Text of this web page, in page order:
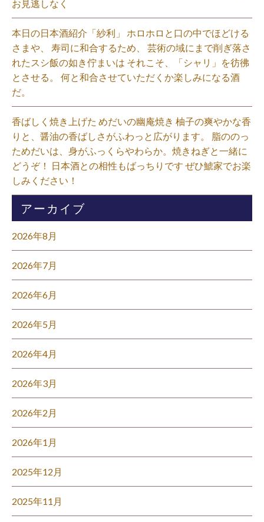
お見逃しなく⁡
本日の日本酒紹介「紗利」 ホロホロと口の中でほどける
さまや、 寿司に和合するため、 芸術の域にまで削ぎ落さ
れたスシ飯の如き佇まいは それこそ、「シャリ」を彷彿
とさせる。 何と和合させていただくか楽しみになる酒
だ。⁡
香ばしく焼き上げた めだいの幽庵焼き 柚子の爽やかな香
りと、醤油の香ばしさがふわっと広がります。 脂ののっ
ためだいは、身がふっくらやわらか。焼きねぎと一緒に
どうぞ！ 日本酒との相性もばっちりです ぜひ鯱家でお楽
しみください！⁡
アーカイブ
2026年8月
2026年7月
2026年6月
2026年5月
2026年4月
2026年3月
2026年2月
2026年1月
2025年12月
2025年11月